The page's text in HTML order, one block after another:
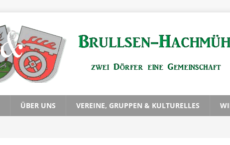
ÜBER UNS VEREINE, GRUPPEN & KULTURELLES